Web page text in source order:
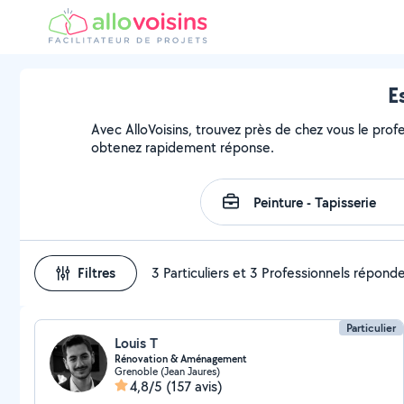
Avec AlloVoisins, trouvez près de chez vous le
obtenez rapidement réponse.
Filtres 3 Particuliers et 3 Professionnels
Particulier
Louis T
Rénovation & Aménagement
Grenoble (Jean Jaures)
4,8/5 (157 avis)